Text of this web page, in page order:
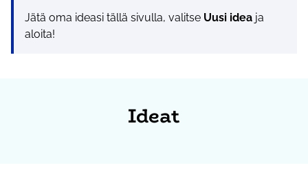
Jätä oma ideasi tällä sivulla, valitse Uusi idea ja
aloita!
Ideat